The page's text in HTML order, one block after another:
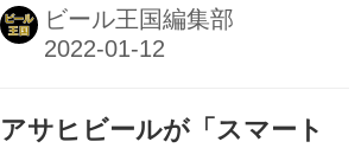
フルリニューアルは、1987年3月17日
の発売以来36年目にして初めて。2022
ップ香を付与＆酵母由来の香りを向上
ビール王国編集部
アサヒビールが「スマート